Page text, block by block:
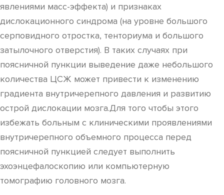
явлениями масс-эффекта) и признаках
дислокационного синдрома (на уровне большого
серповидного отростка, тенториума и большого
затылочного отверстия). В таких случаях при
поясничной пункции выведение даже небольшого
количества ЦСЖ может привести к изменению
градиента внутричерепного давления и развитию
острой дислокации мозга.Для того чтобы этого
избежать больным с клиническими проявлениями
внутричерепного объемного процесса перед
поясничной пункцией следует выполнить
эхоэнцефалоскопию или компьютерную
томографию головного мозга.